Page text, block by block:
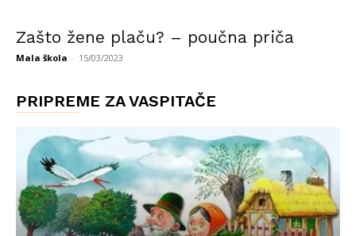
Zašto žene plaču? – poučna priča
Mala škola - 15/03/2023
PRIPREME ZA VASPITAČE